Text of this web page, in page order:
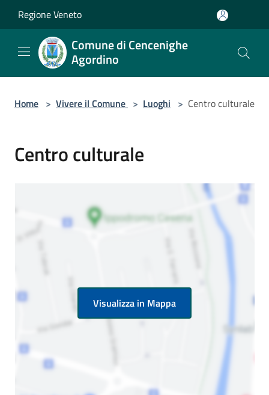
Regione Veneto
Comune di Cencenighe
Agordino
Home > Vivere il Comune > Luoghi > Centro culturale
Centro culturale
Visualizza in Mappa